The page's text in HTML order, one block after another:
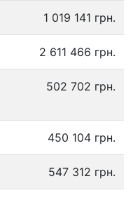
1 019 141 грн.
2 611 466 грн.
502 702 грн.
450 104 грн.
547 312 грн.